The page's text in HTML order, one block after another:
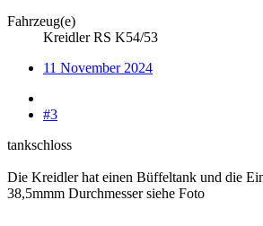
Fahrzeug(e)
Kreidler RS K54/53
11 November 2024
#3
tankschloss
Die Kreidler hat einen Büffeltank und die
38,5mmm Durchmesser siehe Foto